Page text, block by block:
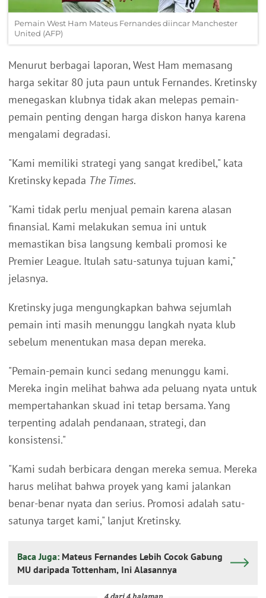
Pemain West Ham Mateus Fernandes diincar Manchester
United (AFP)
Menurut berbagai laporan, West Ham memasang
harga sekitar 80 juta paun untuk Fernandes. Kretinsky
menegaskan klubnya tidak akan melepas pemain-
pemain penting dengan harga diskon hanya karena
mengalami degradasi.
"Kami memiliki strategi yang sangat kredibel," kata
Kretinsky kepada The Times.
"Kami tidak perlu menjual pemain karena alasan
finansial. Kami melakukan semua ini untuk
memastikan bisa langsung kembali promosi ke
Premier League. Itulah satu-satunya tujuan kami,"
jelasnya.
Kretinsky juga mengungkapkan bahwa sejumlah
pemain inti masih menunggu langkah nyata klub
sebelum menentukan masa depan mereka.
"Pemain-pemain kunci sedang menunggu kami.
Mereka ingin melihat bahwa ada peluang nyata untuk
mempertahankan skuad ini tetap bersama. Yang
terpenting adalah pendanaan, strategi, dan
konsistensi."
"Kami sudah berbicara dengan mereka semua. Mereka
harus melihat bahwa proyek yang kami jalankan
benar-benar nyata dan serius. Promosi adalah satu-
satunya target kami," lanjut Kretinsky.
Baca Juga: Mateus Fernandes Lebih Cocok Gabung
MU daripada Tottenham, Ini Alasannya